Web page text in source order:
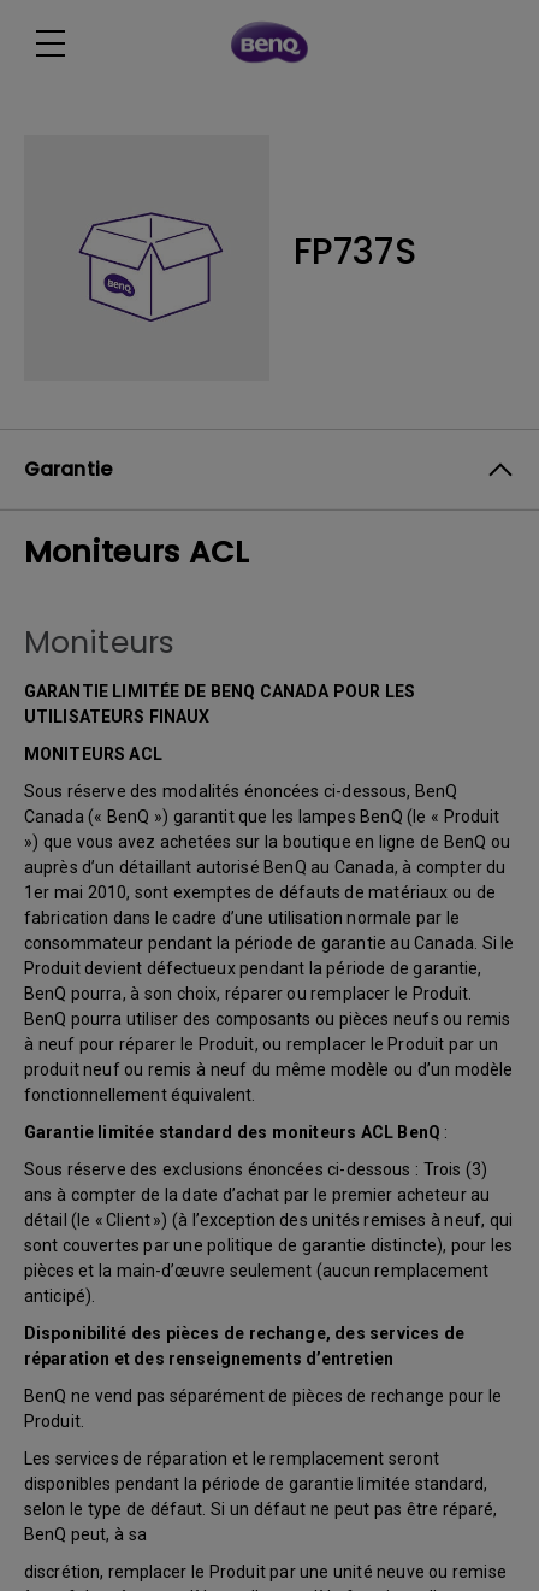
FP737S
Garantie
Moniteurs ACL
Moniteurs
GARANTIE LIMITÉE DE BENQ CANADA POUR LES
UTILISATEURS FINAUX
MONITEURS ACL
Sous réserve des modalités énoncées ci-dessous, BenQ
Canada (« BenQ ») garantit que les lampes BenQ (le « Produit
») que vous avez achetées sur la boutique en ligne de BenQ ou
auprès d’un détaillant autorisé BenQ au Canada, à compter du
1er mai 2010, sont exemptes de défauts de matériaux ou de
fabrication dans le cadre d’une utilisation normale par le
consommateur pendant la période de garantie au Canada. Si le
Produit devient défectueux pendant la période de garantie,
BenQ pourra, à son choix, réparer ou remplacer le Produit.
BenQ pourra utiliser des composants ou pièces neufs ou remis
à neuf pour réparer le Produit, ou remplacer le Produit par un
produit neuf ou remis à neuf du même modèle ou d’un modèle
fonctionnellement équivalent.
Garantie limitée standard des moniteurs ACL BenQ :
Sous réserve des exclusions énoncées ci-dessous : Trois (3)
ans à compter de la date d’achat par le premier acheteur au
détail (le « Client ») (à l’exception des unités remises à neuf, qui
sont couvertes par une politique de garantie distincte), pour les
pièces et la main-d’œuvre seulement (aucun remplacement
anticipé).
Disponibilité des pièces de rechange, des services de
réparation et des renseignements d’entretien
BenQ ne vend pas séparément de pièces de rechange pour le
Produit.
Les services de réparation et le remplacement seront
disponibles pendant la période de garantie limitée standard,
selon le type de défaut. Si un défaut ne peut pas être réparé,
BenQ peut, à sa
discrétion, remplacer le Produit par une unité neuve ou remise